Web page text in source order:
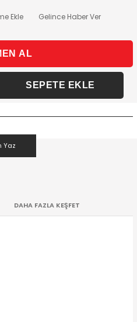
Ekle Gelince Haber Ver
Yaz
DAHA FAZLA KEŞFET